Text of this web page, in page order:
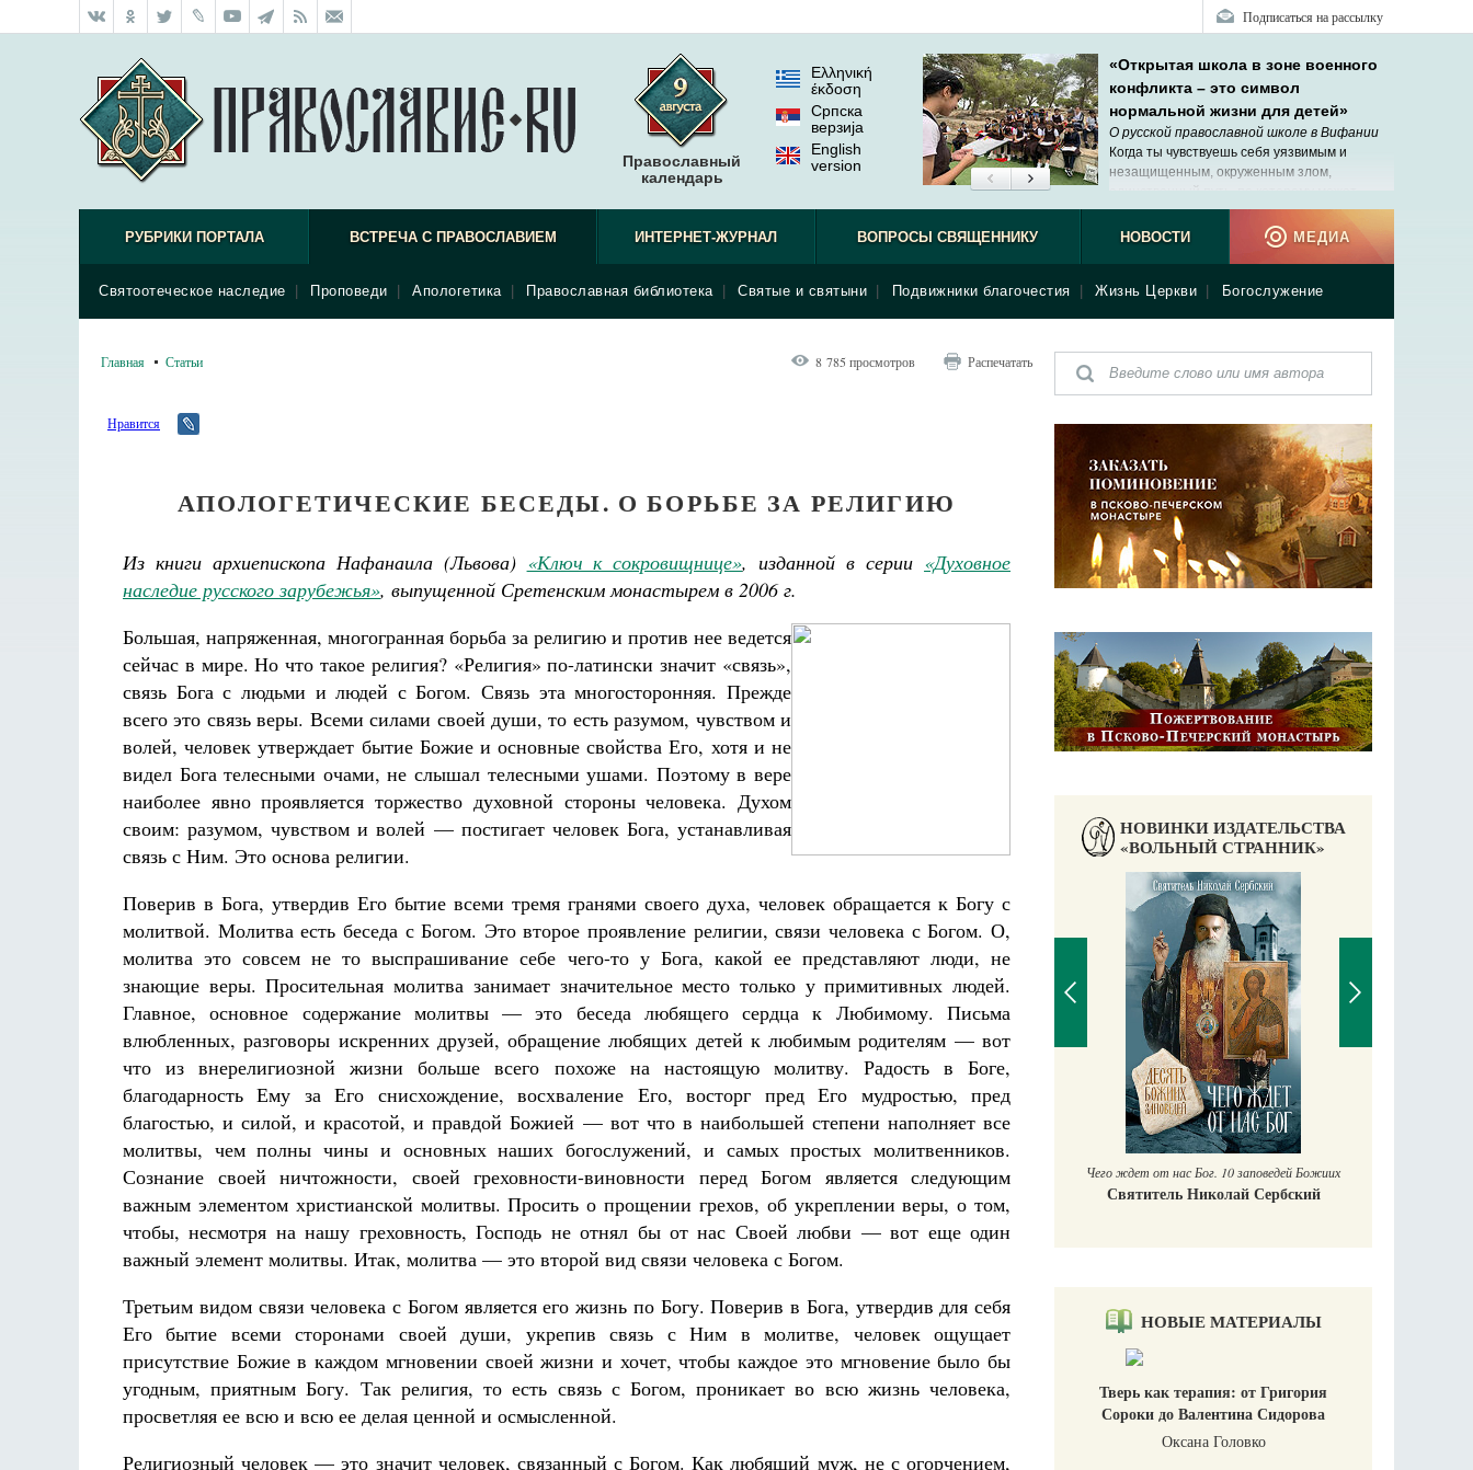
Подписаться на рассылку
Православный
календарь
Ελληνική
έκδοση
Српска
верзиjа
English
version
«Открытая школа в зоне военного
конфликта – это символ
нормальной жизни для детей»
О русской православной школе в Вифании
Когда ты чувствуешь себя уязвимым и
незащищенным, окруженным злом,
прийти помощь, – Господь.
РУБРИКИ ПОРТАЛА ВСТРЕЧА С ПРАВОСЛАВИЕМ
Святоотеческое наследие Проповеди Апологетика Православная библиотека Святые и святыни Подвижники благочестия Жизнь Церкви Богослужение
ИНТЕРНЕТ-ЖУРНАЛ ВОПРОСЫ СВЯЩЕННИКУ НОВОСТИ МЕДИА
Главная Статьи 8 785 просмотров Распечатать
Нравится
АПОЛОГЕТИЧЕСКИЕ БЕСЕДЫ. О БОРЬБЕ ЗА РЕЛИГИЮ
Из книги архиепископа Нафанаила (Львова) «Ключ к сокровищнице», изданной в серии «Духовное
наследие русского зарубежья», выпущенной Сретенским монастырем в 2006 г.
Большая, напряженная, многогранная борьба за религию и против нее ведется
сейчас в мире. Но что такое религия? «Религия» по-латински значит «связь»,
связь Бога с людьми и людей с Богом. Связь эта многосторонняя. Прежде
всего это связь веры. Всеми силами своей души, то есть разумом, чувством и
волей, человек утверждает бытие Божие и основные свойства Его, хотя и не
видел Бога телесными очами, не слышал телесными ушами. Поэтому в вере
наиболее явно проявляется торжество духовной стороны человека. Духом
своим: разумом, чувством и волей — постигает человек Бога, устанавливая
связь с Ним. Это основа религии.
Поверив в Бога, утвердив Его бытие всеми тремя гранями своего духа, человек обращается к Богу с
молитвой. Молитва есть беседа с Богом. Это второе проявление религии, связи человека с Богом. О,
молитва это совсем не то выспрашивание себе чего-то у Бога, какой ее представляют люди, не
знающие веры. Просительная молитва занимает значительное место только у примитивных людей.
Главное, основное содержание молитвы — это беседа любящего сердца к Любимому. Письма
влюбленных, разговоры искренних друзей, обращение любящих детей к любимым родителям — вот
что из внерелигиозной жизни больше всего похоже на настоящую молитву. Радость в Боге,
благодарность Ему за Его снисхождение, восхваление Его, восторг пред Его мудростью, пред
благостью, и силой, и красотой, и правдой Божией — вот что в наибольшей степени наполняет все
молитвы, чем полны чины и основных наших богослужений, и самых простых молитвенников.
Сознание своей ничтожности, своей греховности-виновности перед Богом является следующим
важным элементом христианской молитвы. Просить о прощении грехов, об укреплении веры, о том,
чтобы, несмотря на нашу греховность, Господь не отнял бы от нас Своей любви — вот еще один
важный элемент молитвы. Итак, молитва — это второй вид связи человека с Богом.
Третьим видом связи человека с Богом является его жизнь по Богу. Поверив в Бога, утвердив для себя
Его бытие всеми сторонами своей души, укрепив связь с Ним в молитве, человек ощущает
присутствие Божие в каждом мгновении своей жизни и хочет, чтобы каждое это мгновение было бы
угодным, приятным Богу. Так религия, то есть связь с Богом, проникает во всю жизнь человека,
просветляя ее всю и всю ее делая ценной и осмысленной.
Религиозный человек — это значит человек, связанный с Богом. Как любящий муж, не с огорчением,
НОВИНКИ ИЗДАТЕЛЬСТВА
«ВОЛЬНЫЙ СТРАННИК»
Разлуки не будет
Фредерика де Грааф Как найти своё место в жизни
Кирилл Мурышев
Великомученик Георгий Победоносец. Научись у
Роман Котов Чего ждет от нас Бог. 10 заповедей Божиих
Святитель Николай Сербский
НОВЫЕ МАТЕРИАЛЫ
Тверь как терапия: от Григория
Сороки до Валентина Сидорова
Оксана Головко